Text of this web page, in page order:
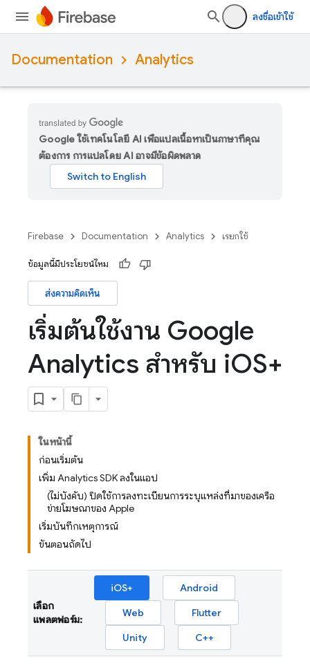
ลงชื่อเข้าใช้
Documentation Analytics
Google ใช้เทคโนโลยี AI เพื่อแปลเนื้อหาเป็นภาษาที่คุณ
ต้องการ การแปลโดย AI อาจมีข้อผิดพลาด
Firebase Documentation Analytics เรียกใช้
ข้อมูลนี้มีประโยชน์ไหม
ส่งความคิดเห็น
เริ่มต้นใช้งาน Google
Analytics สําหรับ iOS+
ในหน้านี้
ก่อนเริ่มต้น
เพิ่ม Analytics SDK ลงในแอป
(ไม่บังคับ) ปิดใช้การลงทะเบียนการระบุแหล่งที่มาของเครือ
ข่ายโฆษณาของ Apple
เริ่มบันทึกเหตุการณ์
ขั้นตอนถัดไป
เลือก
แพลตฟอร์ม:
iOS+
Android
Web
Flutter
Unity
C++